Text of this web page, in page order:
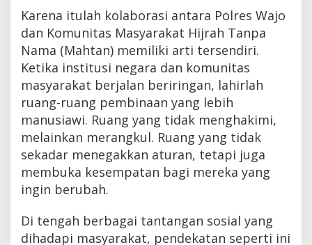
Karena itulah kolaborasi antara Polres Wajo
dan Komunitas Masyarakat Hijrah Tanpa
Nama (Mahtan) memiliki arti tersendiri.
Ketika institusi negara dan komunitas
masyarakat berjalan beriringan, lahirlah
ruang-ruang pembinaan yang lebih
manusiawi. Ruang yang tidak menghakimi,
melainkan merangkul. Ruang yang tidak
sekadar menegakkan aturan, tetapi juga
membuka kesempatan bagi mereka yang
ingin berubah.
Di tengah berbagai tantangan sosial yang
dihadapi masyarakat, pendekatan seperti ini